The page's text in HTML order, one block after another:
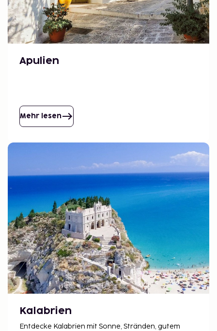
Apulien
Mehr lesen
Kalabrien
Entdecke Kalabrien mit Sonne, Stränden, gutem